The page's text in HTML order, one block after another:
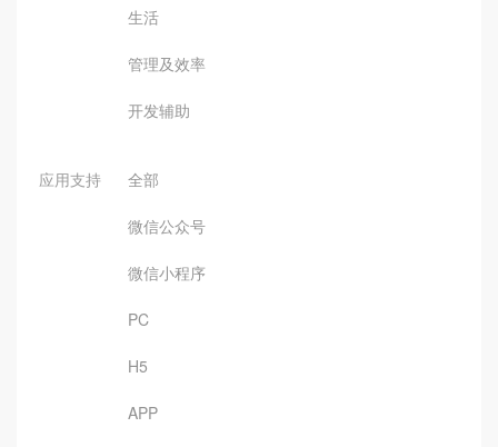
生活
管理及效率
开发辅助
应用支持 全部
微信公众号
微信小程序
PC
H5
APP